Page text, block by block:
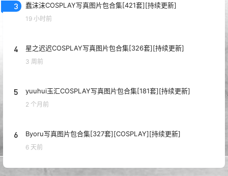
3 蠢沫沫COSPLAY写真图片包合集[421套][持续更新]
19 小时前
4 星之迟迟COSPLAY写真图片包合集[326套][持续更新]
3 周前
5 yuuhui玉汇COSPLAY写真图片包合集[181套][持续更新]
2 个月前
6 Byoru写真图片包合集[327套][COSPLAY][持续更新]
6 天前